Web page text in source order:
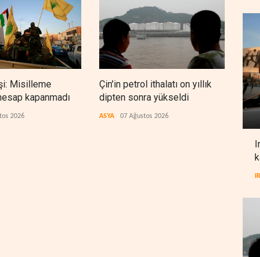
Misilleme
kapanmadı
2026
Çin'in petrol ithalatı on yıllık
dipten sonra yükseldi
ASYA 07 Ağustos 2026